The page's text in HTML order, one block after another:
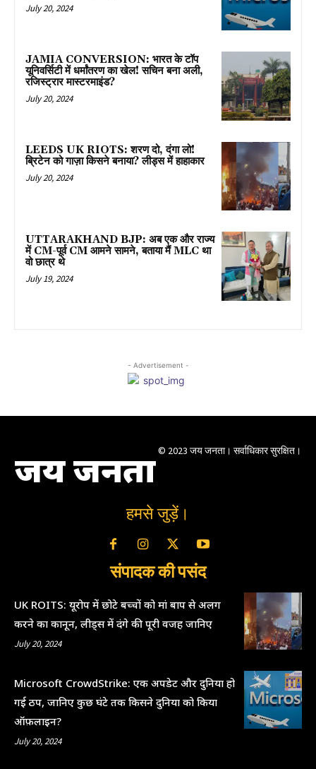
July 20, 2024
JAMIA CONVERSION: भारत के टॉप
यूनिवर्सिटी में धर्मांतरण का खेल! सचिन बना अली,
रजिस्ट्रार मास्टरमाइंड?
July 20, 2024
LEEDS UK RIOTS: शरण दो, दंगा लो!
ब्रिटेन को गाज़ा किसने बनाया? लीड्स में हाहाकार
July 20, 2024
UTTARAKHAND BJP: अब एक और राज्य
में CM-पूर्व CM आमने सामने, बताया मैं MLC था
वो छात्र थे
July 19, 2024
- Advertisement -
जय जनता © 2023 जय जनता। सर्वाधिकार सुरक्षित।
हमसे जुड़ें।
संपादक की पसंद
UK ROITS: यूरोप में छोटे बच्चों को मां बाप से अलग
करने का कानून, लीड्स में दंगे की पूरी वजह जानिए
July 20, 2024
Microsoft CrowdStrike: एक अपडेट और दुनिया हो
गई ठप, जानिए कुछ घंटे तक किसने दुनिया को किया
ऑफ़लाइन?
July 20, 2024